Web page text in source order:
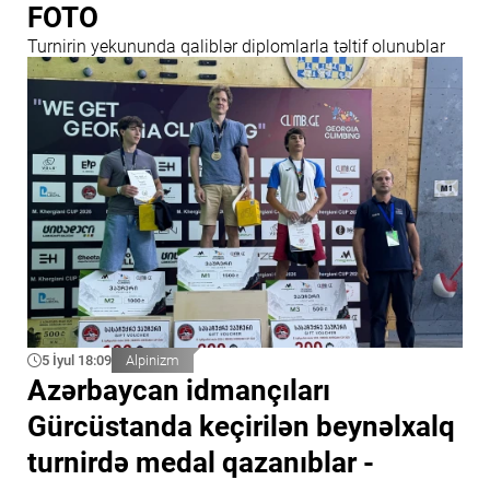
FOTO
Turnirin yekununda qaliblər diplomlarla təltif olunublar
5 İyul 18:09 Alpinizm
Azərbaycan idmançıları
Gürcüstanda keçirilən beynəlxalq
turnirdə medal qazanıblar -